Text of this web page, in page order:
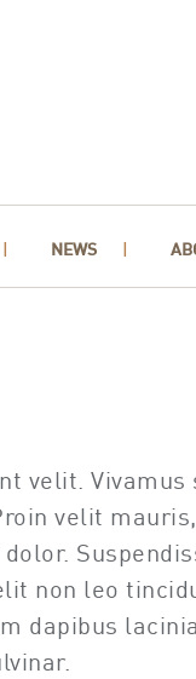
NEWS
velit.
velit
non leo
dapibus